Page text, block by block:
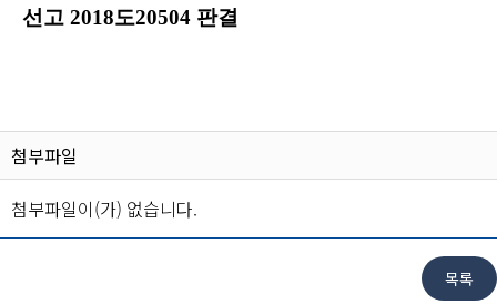
선고 2018도20504 판결
첨부파일
첨부파일이(가) 없습니다.